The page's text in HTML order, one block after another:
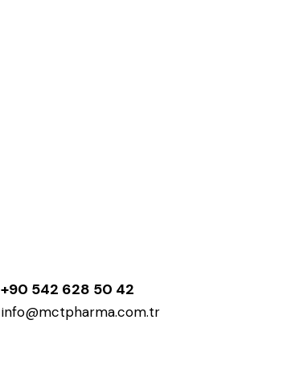
+90 542 628 50 42
info@mctpharma.com.tr